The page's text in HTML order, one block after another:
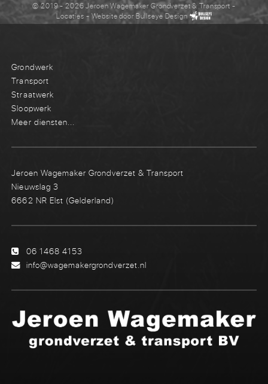
© 2019 - 2026 Jeroen Wagemaker Grondverzet & Transport -
Locaties - Website doorBullseye Design
Grondwerk
Transport
Straatwerk
Sloopwerk
Meer diensten...
Jeroen Wagemaker Grondverzet & Transport
Nieuwslag 3
6662 NR Elst (Gelderland)
06 1468 4153
info@wagemakergrondverzet.nl